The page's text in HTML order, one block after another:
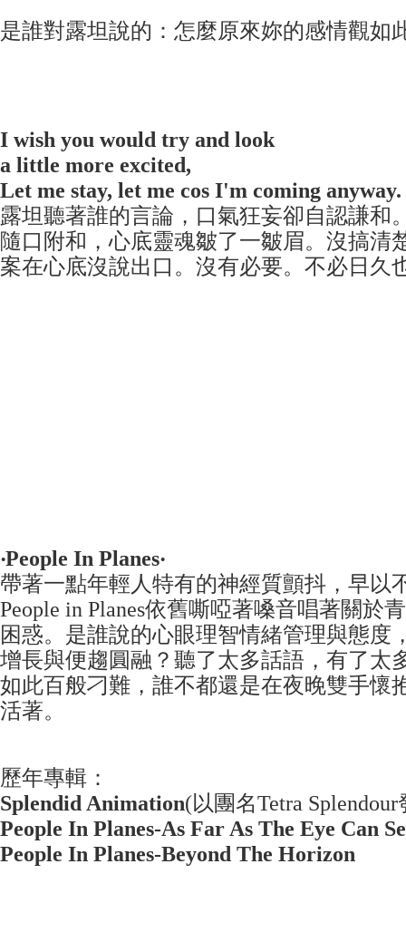
是誰對露坦說的：怎麼原來妳的感情觀如
I wish you would try and look
a little more excited,
Let me stay, let me cos I'm coming anyway.
露坦聽著誰的言論，口氣狂妄卻自認謙和
隨口附和，心底靈魂皺了一皺眉。沒搞清
案在心底沒說出口。沒有必要。不必日久
‧People In Planes‧
帶著一點年輕人特有的神經質顫抖，早以
People in Planes依舊嘶啞著嗓音唱著關於
困惑。是誰說的心眼理智情緒管理與態度
增長與便趨圓融？聽了太多話語，有了太
如此百般刁難，誰不都還是在夜晚雙手懷
活著。
歷年專輯：
Splendid Animation(以團名Tetra Splendour
People In Planes-As Far As The Eye Can
People In Planes-Beyond The Horizon